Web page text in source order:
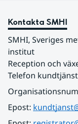
Kontakta SMHI
SMHI, Sveriges
institut
Reception och
Telefon
Epost: